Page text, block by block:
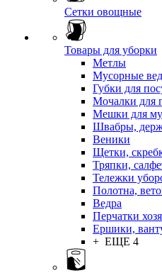
Сетки овощные
Товары для уборки
Метлы
Мусорные
Губки для
Мочалки для
Мешки для
Швабры,
Веники
Щетки,
Тряпки,
Тележки
Полотна,
Ведра
Перчатки
Ершики,
+ ЕЩЕ 4